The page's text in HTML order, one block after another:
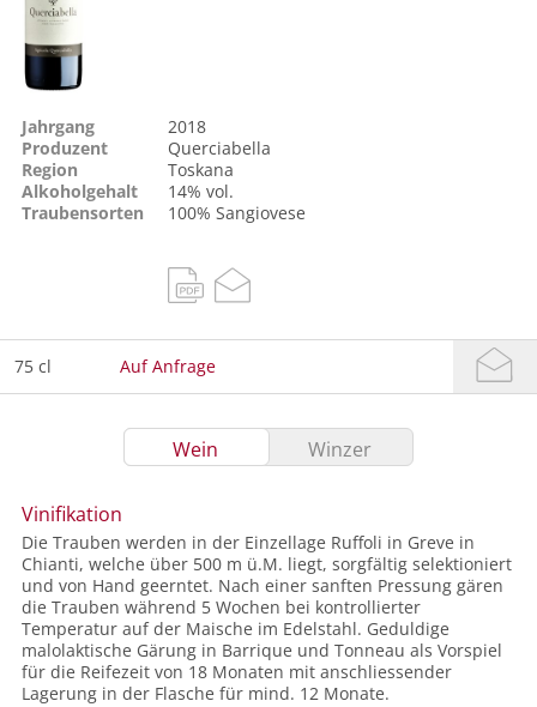
Jahrgang
2018
Produzent
Querciabella
Region
Toskana
Alkoholgehalt
14% vol.
Traubensorten
100% Sangiovese
75 cl Auf Anfrage
Wein Winzer
Vinifikation
Die Trauben werden in der Einzellage Ruffoli in Greve in
Chianti, welche über 500 m ü.M. liegt, sorgfältig selektioniert
und von Hand geerntet. Nach einer sanften Pressung gären
die Trauben während 5 Wochen bei kontrollierter
Temperatur auf der Maische im Edelstahl. Geduldige
malolaktische Gärung in Barrique und Tonneau als Vorspiel
für die Reifezeit von 18 Monaten mit anschliessender
Lagerung in der Flasche für mind. 12 Monate.